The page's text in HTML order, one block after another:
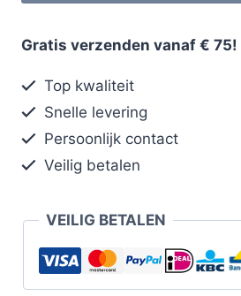
Gratis verzenden vanaf € 75!
Top kwaliteit
Snelle levering
Persoonlijk contact
Veilig betalen
VEILIG BETALEN